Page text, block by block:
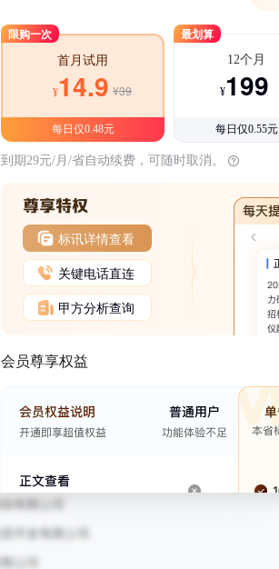
限购一次
首月试用
¥14.9 ¥39
每日仅0.48元
最划算
12个月
¥199
每日仅0.55元
到期29元/月/省自动续费，可随时取消。
标讯详情查看
关键电话直连
甲方分析查询
会员尊享权益